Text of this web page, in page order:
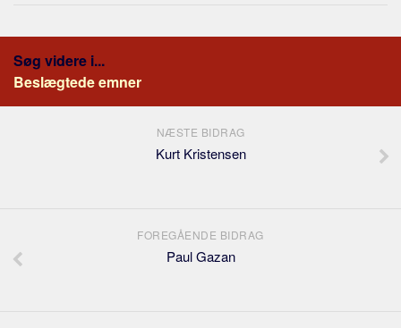
Søg videre i...
Beslægtede emner
NÆSTE BIDRAG
Kurt Kristensen
FOREGÅENDE BIDRAG
Paul Gazan